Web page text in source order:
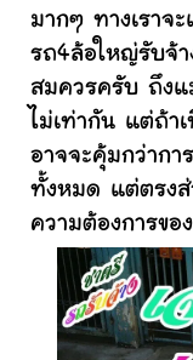
มากๆ ทางเราจ
รถ4ล้อใหญ่รับจ้า
สมควรครับ ถึงแ
ไม่เท่ากัน แต่ถ้า
อาจจะคุ้มกว่ากา
ทั้งหมด แต่ตรงส่
ความต้องการขอ